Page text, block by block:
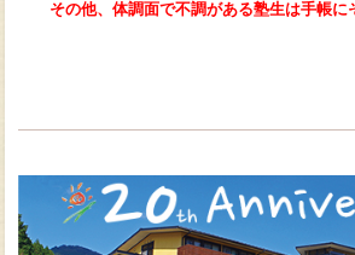
その他、体調面で不調がある塾生は手帳に